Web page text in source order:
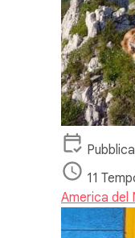
11
America del